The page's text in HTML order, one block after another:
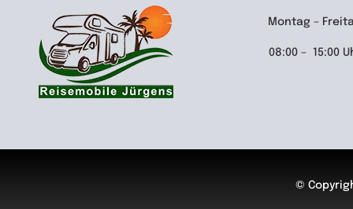
Montag –
08:00 – 15:00
©